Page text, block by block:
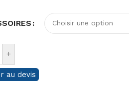
+
au devis